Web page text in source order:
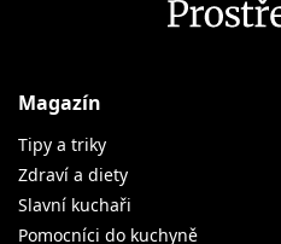
Magazín
Tipy a triky
Zdraví a diety
Slavní kuchaři
Pomocníci do kuchyně